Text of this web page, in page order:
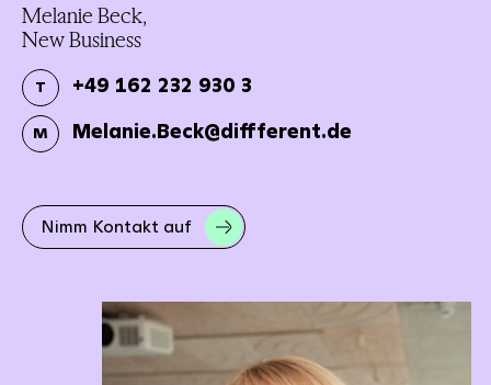
Melanie Beck,
New Business
T +49 162 232 930 3
M Melanie.Beck@diffferent.de
Nimm Kontakt auf